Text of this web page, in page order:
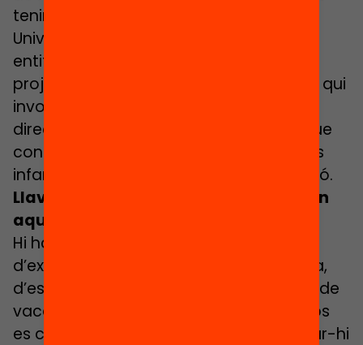
tenim el contacte amb la Children’s
University local, un ajuntament o una
entitat comunitària que impulsa el
projecte al seu municipi, i que alhora és qui
involucra les escoles i hi treballa
directament. Són aquests agents els que
coneixen en profunditat les famílies dels
infants i, per tant, els que hi tenen relació.
Llavors com s’involucra les famílies en
aquest model?
Hi ha escoles que creen clubs
d’extraescolars, que poden ser de tarda,
d’espai de migdia, de cap de setmana, de
vacances escolars, etc. En aquests clubs
es convida les mares i pares a participar-hi